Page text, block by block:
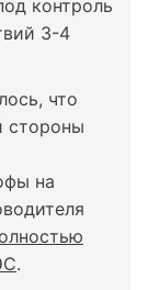
контроль
3-4
что
стороны
на
.